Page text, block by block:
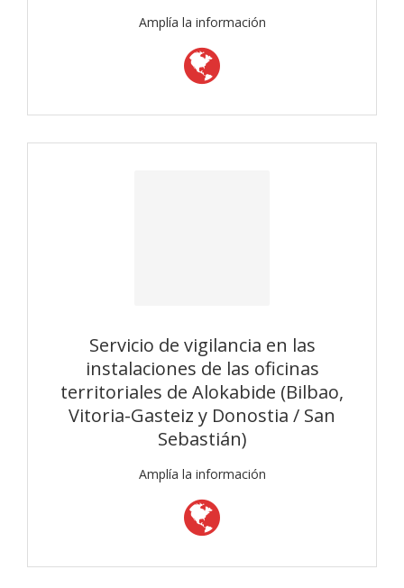
Amplía la información
Servicio de vigilancia en las
instalaciones de las oficinas
territoriales de Alokabide (Bilbao,
Vitoria-Gasteiz y Donostia / San
Sebastián)
Amplía la información